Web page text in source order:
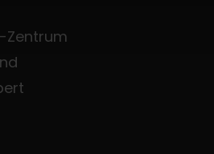
Zentrum